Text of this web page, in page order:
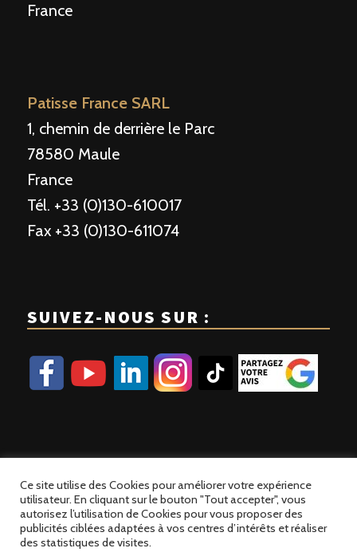
France
Patisse France SARL
1, chemin de derrière le Parc
78580 Maule
France
Tél. +33 (0)130-610017
Fax +33 (0)130-611074
SUIVEZ-NOUS SUR :
© 2023 Patisse France | Site développé parAlez PC
Ce site utilise des Cookies pour améliorer votre expérience
utilisateur. En cliquant sur le bouton "Tout accepter", vous
autorisez l’utilisation de Cookies pour vous proposer des
publicités ciblées adaptées à vos centres d’intérêts et réaliser
des statistiques de visites.